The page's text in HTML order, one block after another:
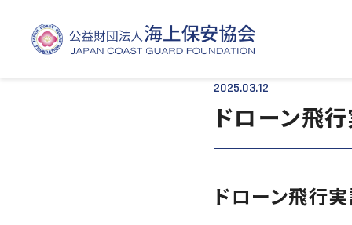
2025.03.12
ドローン飛
ドローン飛行